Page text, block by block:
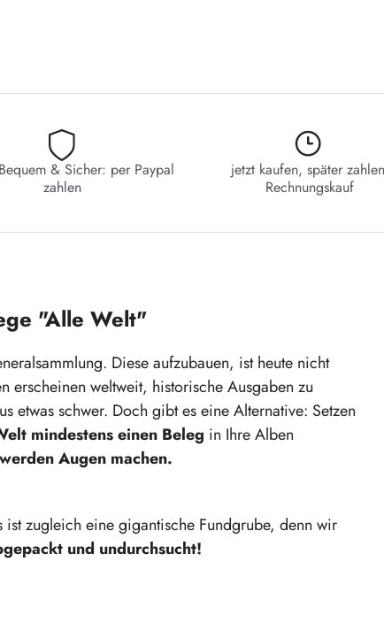
& Sicher: per Paypal
zahlen
jetzt kaufen, später
Rechnungskauf
"Alle Welt"
Diese aufzubauen, ist heute nicht
weltweit, historische Ausgaben zu
etwas schwer. Doch gibt es eine Alternative: Setzen
mindestens einen Beleg in Ihre Alben
Augen machen.
ist zugleich eine gigantische Fundgrube, denn wir
und undurchsucht!